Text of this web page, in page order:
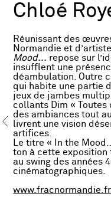
Chloé
Réunissant des
Normandie et
Mood... repose sur
insufflent une
déambulation. Outre
qui habite une partie
jeux de jambes
collants Dim « Toutes
des ambiances tout
livrent une vision
artifices.
Le titre « In the
ton à cette exposition
au swing des années
cinématographiques.
www.fracnormandie.fr